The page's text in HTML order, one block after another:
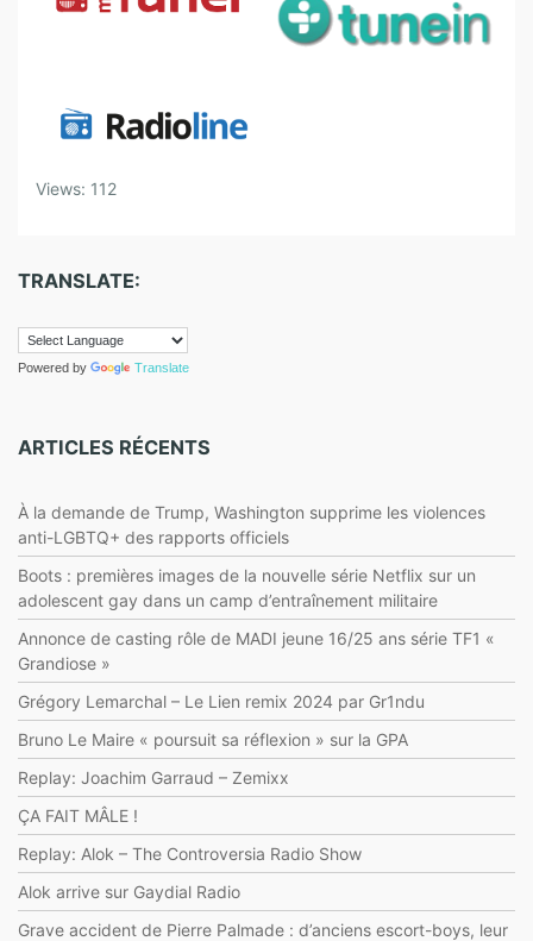
Views: 112
TRANSLATE:
Powered by Translate
ARTICLES RÉCENTS
À la demande de Trump, Washington supprime les violences
anti-LGBTQ+ des rapports officiels
Boots : premières images de la nouvelle série Netflix sur un
adolescent gay dans un camp d’entraînement militaire
Annonce de casting rôle de MADI jeune 16/25 ans série TF1 «
Grandiose »
Grégory Lemarchal – Le Lien remix 2024 par Gr1ndu
Bruno Le Maire « poursuit sa réflexion » sur la GPA
Replay: Joachim Garraud – Zemixx
ÇA FAIT MÂLE !
Replay: Alok – The Controversia Radio Show
Alok arrive sur Gaydial Radio
Grave accident de Pierre Palmade : d’anciens escort-boys, leur